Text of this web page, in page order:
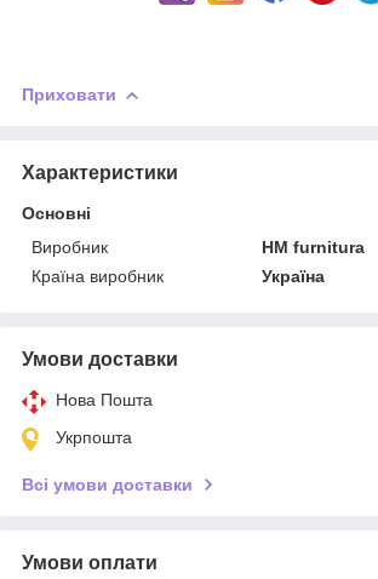
Приховати
Характеристики
Основні
Виробник
HM furnitura
Країна виробник
Україна
Умови доставки
Нова Пошта
Укрпошта
Всі умови доставки
Умови оплати